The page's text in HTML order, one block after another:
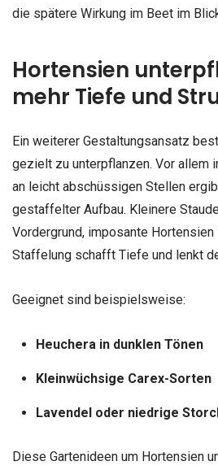
die spätere Wirkung im Beet im
Hortensien
mehr Tiefe und
Ein weiterer Gestaltungsansatz
gezielt zu unterpflanzen. Vor allem
an leicht abschüssigen Stellen
gestaffelter Aufbau. Kleinere
Vordergrund, imposante
Staffelung schafft Tiefe und lenkt
Geeignet sind beispielsweise:
Heuchera in dunklen Tönen
Kleinwüchsige Carex-Sorten
Lavendel oder niedrige
Diese Gartenideen um Hortensien